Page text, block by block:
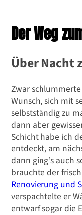
Der Weg
Über Nacht
Zwar
Wunsch, sich mit
selbstständig zu
dann aber
Schicht habe ich
entdeckt, am
dann ging‘s auch
brauchte der
Renovierung und
verspachtelte er
entwarf sogar die